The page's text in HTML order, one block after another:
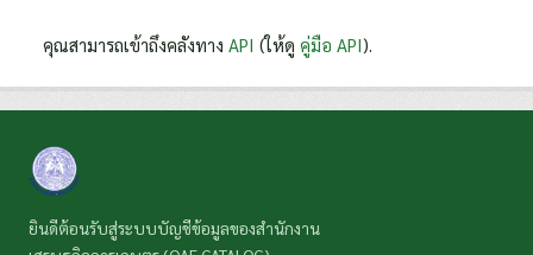
คุณสามารถเข้าถึงคลังทาง API (ให้ดู คู่มือ API).
ยินดีต้อนรับสู่ระบบบัญชีข้อมูลของสำนักงาน